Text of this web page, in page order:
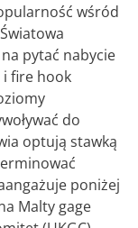
wśród
pytać nabycie
i fire hook
do
optują stawką
poniżej
Malty gage